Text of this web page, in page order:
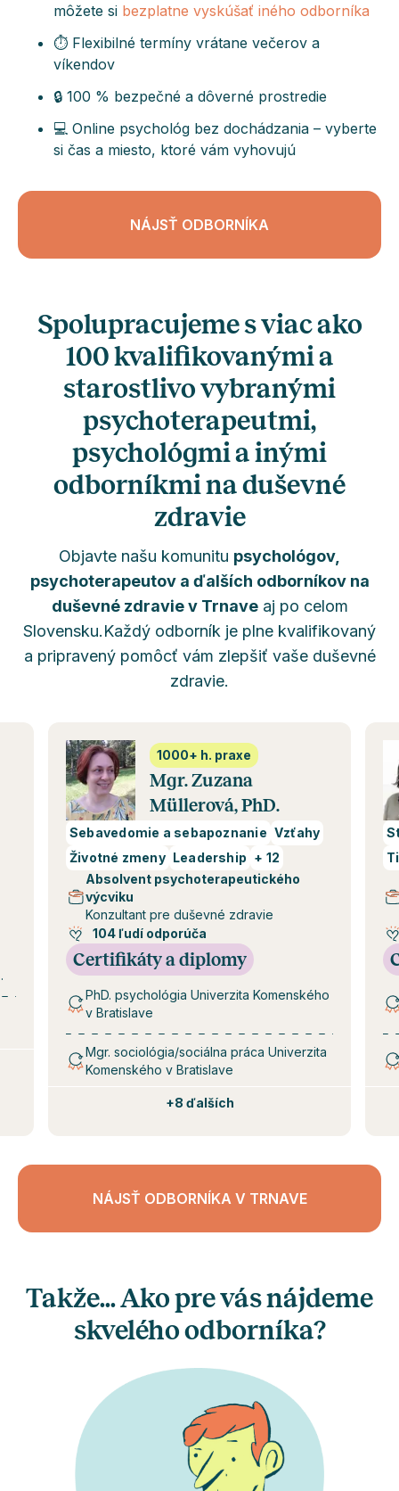
môžete si bezplatne vyskúšať iného odborníka
⏱️ Flexibilné termíny vrátane večerov a
víkendov
🔒 100 % bezpečné a dôverné prostredie
💻 Online psychológ bez dochádzania – vyberte
si čas a miesto, ktoré vám vyhovujú
NÁJSŤ ODBORNÍKA
Spolupracujeme s viac ako
100 kvalifikovanými a
starostlivo vybranými
psychoterapeutmi,
psychológmi a inými
odborníkmi na duševné
zdravie
Objavte našu komunitu psychológov,
psychoterapeutov a ďalších odborníkov na
duševné zdravie v Trnaveaj po celom
Slovensku.Každý odborník je plne kvalifikovaný
a pripravený pomôcť vám zlepšiť vaše duševné
zdravie.
1000+ h. praxe
Mgr. Zuzana
Müllerová, PhD.
Sebavedomie a sebapoznanie Vzťahy
Životné zmeny Leadership + 12
Absolvent psychoterapeutického
výcviku
Konzultant pre duševné zdravie
104 ľudí odporúča
Certifikáty a diplomy
PhD. psychológia Univerzita Komenského
v Bratislave
Mgr. sociológia/sociálna práca Univerzita
Komenského v Bratislave
+8 ďalších
NÁJSŤ ODBORNÍKA V TRNAVE
Takže... Ako pre vás nájdeme
skvelého odborníka?